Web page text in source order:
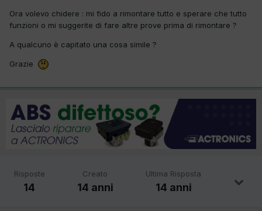
Ora volevo chidere : mi fido a rimontare tutto e sperare che tutto
funzioni o mi suggerite di fare altre prove prima di rimontare ?
A qualcuno è capitato una cosa simile ?
Grazie
Risposte
14
Creato
14 anni
Ultima Risposta
14 anni